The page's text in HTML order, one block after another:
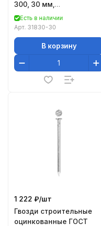
300, 30 мм,
особотвердые, 5000 шт
31830-30
Есть в наличии
Арт. 31830-30
В корзину
1 222 ₽/шт
Гвозди строительные
оцинкованные ГОСТ